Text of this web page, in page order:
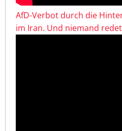
AfD-Verbot durch die
im Iran. Und niemand